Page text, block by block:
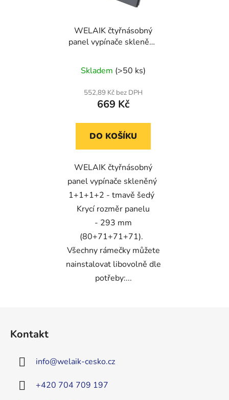
WELAIK čtyřnásobný
panel vypínače skleněný
Skladem (>50 ks)
552,89 Kč bez DPH
669 Kč
DO KOŠÍKU
WELAIK čtyřnásobný
panel vypínače skleněný
1+1+1+2 - tmavě šedý
Krycí rozměr panelu
- 293 mm
(80+71+71+71).
Všechny rámečky můžete
nainstalovat libovolně dle
potřeby:...
Kontakt
info@welaik-cesko.cz
+420 704 709 197